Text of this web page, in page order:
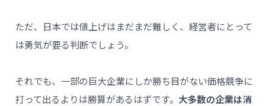
ただ、日本では値上げはまだまだ難しく、経営者にとって
は勇気が要る判断でしょう。
それでも、一部の巨大企業にしか勝ち目がない価格競争に
打って出るよりは勝算があるはずです。 大多数の企業は消